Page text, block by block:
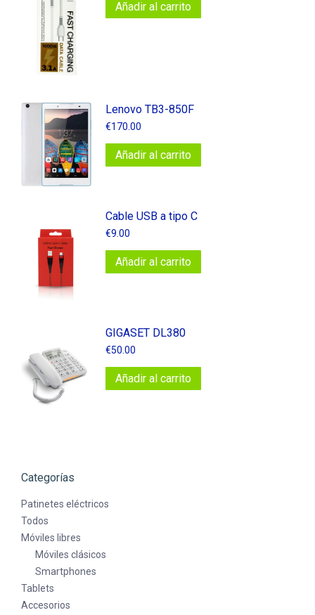
Añadir al carrito
Lenovo TB3-850F
€170.00
Añadir al carrito
Cable USB a tipo C
€9.00
Añadir al carrito
GIGASET DL380
€50.00
Añadir al carrito
Categorías
Patinetes eléctricos
Todos
Móviles libres
Móviles clásicos
Smartphones
Tablets
Accesorios